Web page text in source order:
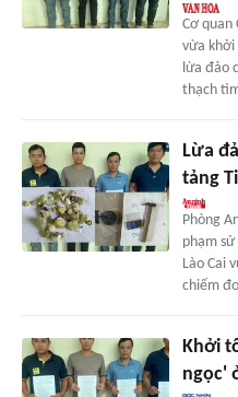
Cơ quan
vừa
lừa đảo
thạch
Lừa
tảng
Phòng
phạm
Lào Cai
chiếm
Khởi
ngọc'